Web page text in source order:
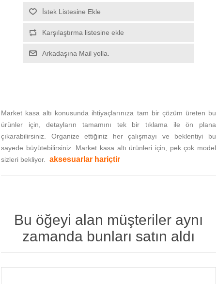
Market kasa altı konusunda ihtiyaçlarınıza tam bir çözüm üreten bu
ürünler için, detayların tamamını tek bir tıklama ile ön plana
çıkarabilirsiniz. Organize ettiğiniz her çalışmayı ve beklentiyi bu
sayede büyütebilirsiniz. Market kasa altı ürünleri için, pek çok model
sizleri bekliyor.
aksesuarlar hariçtir
Bu öğeyi alan müşteriler aynı
zamanda bunları satın aldı